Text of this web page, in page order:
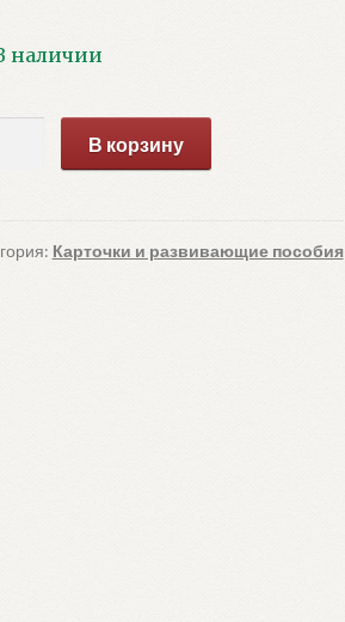
наличии
В корзину
Карточки и развивающие пособия